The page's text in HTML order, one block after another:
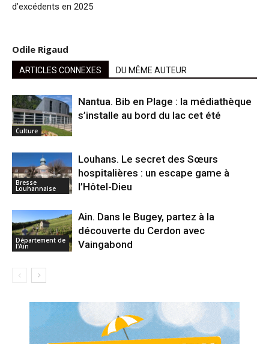
d’excédents en 2025
Odile Rigaud
ARTICLES CONNEXES DU MÊME AUTEUR
Culture
Nantua. Bib en Plage : la médiathèque
s’installe au bord du lac cet été
Bresse
Louhannaise
Louhans. Le secret des Sœurs
hospitalières : un escape game à
l’Hôtel-Dieu
Département de
l'Ain
Ain. Dans le Bugey, partez à la
découverte du Cerdon avec
Vaingabond